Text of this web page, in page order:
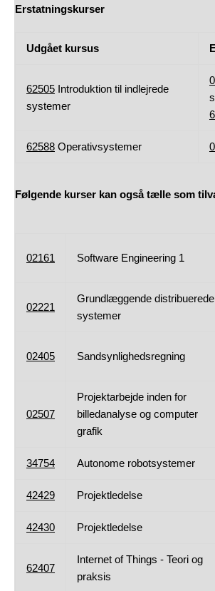
Erstatningskurser
Udgået kursus
62505 Introduktion til indlejrede
systemer
62588 Operativsystemer
Følgende kurser kan også tælle som
02161 Software Engineering 1
02221
Grundlæggende distribuerede
systemer
02405 Sandsynlighedsregning
02507
Projektarbejde inden for
billedanalyse og computer
grafik
34754 Autonome robotsystemer
42429 Projektledelse
42430 Projektledelse
62407
Internet of Things - Teori og
praksis